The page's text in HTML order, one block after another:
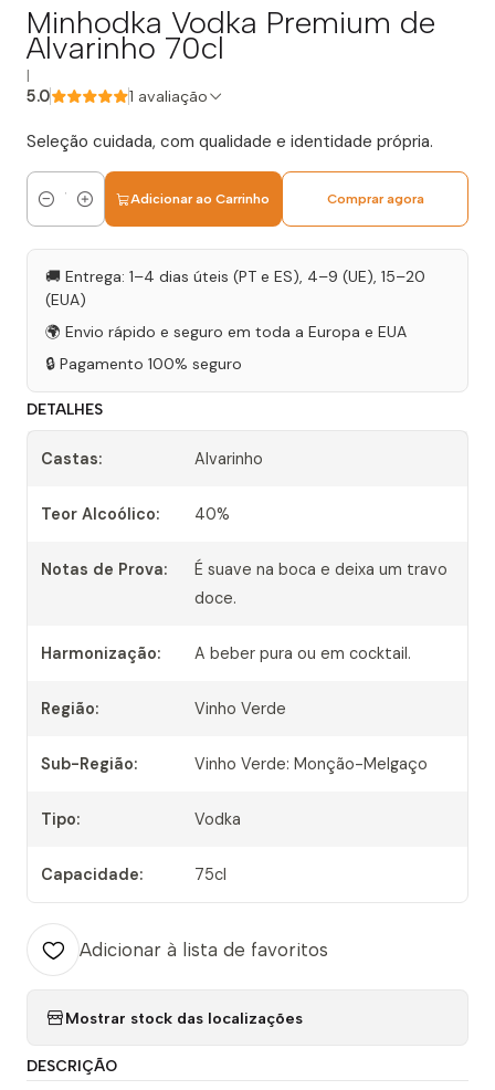
Minhodka Vodka Premium de
Alvarinho 70cl
5.0 1 avaliação
Seleção cuidada, com qualidade e identidade própria.
Quantidade
Adicionar ao Carrinho Comprar agora
🚚 Entrega: 1–4 dias úteis (PT e ES), 4–9 (UE), 15–20
(EUA)
🌍 Envio rápido e seguro em toda a Europa e EUA
🔒 Pagamento 100% seguro
DETALHES
Castas: Alvarinho
Teor Alcoólico: 40%
Notas de Prova:
É suave na boca e deixa um travo
doce.
Harmonização: A beber pura ou em cocktail.
Região: Vinho Verde
Sub-Região: Vinho Verde: Monção-Melgaço
Tipo: Vodka
Capacidade: 75cl
Adicionar à lista de favoritos
Mostrar stock das localizações
DESCRIÇÃO